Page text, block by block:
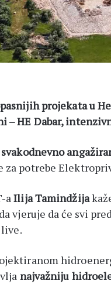
projekata u
– HE Dabar,
svakodnevno
potrebe
aIlija Tamindžija
vjeruje da će svi
najvažniju
14
biskupa